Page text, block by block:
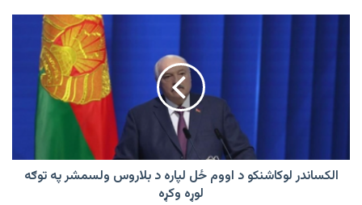
ولسمشر
الکساندر لوکاشنکو د اووم ځل لپاره د بلاروس ولسمشر په توګه
لوړه وکړه